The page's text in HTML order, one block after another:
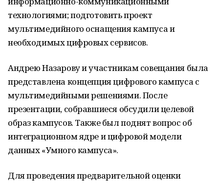
технологиями; подготовить проект
мультимедийного оснащения кампуса и
необходимых цифровых сервисов.
Андрею Назарову и участникам совещания была
представлена концепция цифрового кампуса с
мультимедийными решениями. После
презентации, собравшиеся обсудили целевой
образ кампусов. Также был поднят вопрос об
интеграционном ядре и цифровой модели
данных «Умного кампуса».
Для проведения предварительной оценки